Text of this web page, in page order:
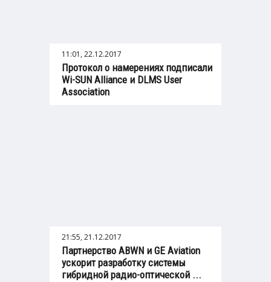
11:01, 22.12.2017
Протокол о намерениях подписали
Wi-SUN Alliance и DLMS User
Association
21:55, 21.12.2017
Партнерство ABWN и GE Aviation
ускорит разработку системы
гибридной радио-оптической ...